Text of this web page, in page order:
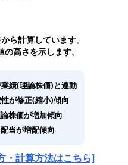
ら計算しています。
高さを示します。
績(理論株価)と連動
が修正(縮小)傾向
株価が増加傾向
当が増配傾向
・計算方法はこちら]